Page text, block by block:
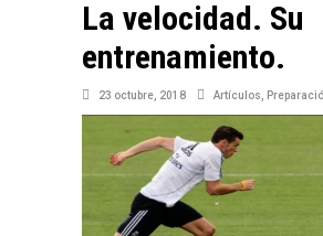
La velocidad. Su
entrenamiento.
23 octubre, 2018 Artículos